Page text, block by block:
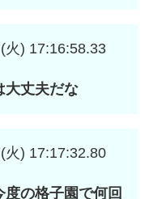
火) 17:16:58.33
大丈夫だな
火) 17:17:32.80
の格子園で何回